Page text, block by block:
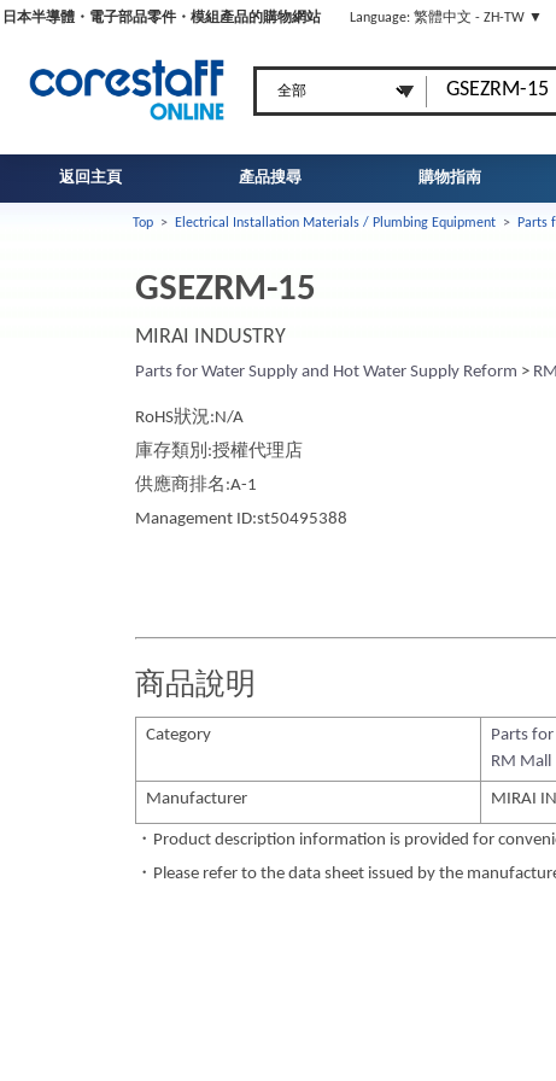
日本半導體・電子部品零件・模組產品的購物網站 Language: 繁體中文 - ZH-TW ▼
返回主頁 產品搜尋 購物指南
Top > Electrical Installation Materials / Plumbing Equipment > Parts
GSEZRM-15
MIRAI INDUSTRY
Parts for Water Supply and Hot Water Supply Reform >
RoHS狀況:N/A
庫存類別:授權代理店
供應商排名:A-1
Management ID:st50495388
商品說明
Category
Parts
RM Mall
Manufacturer MIRAI
・Product description information is provided for
・Please refer to the data sheet issued by the